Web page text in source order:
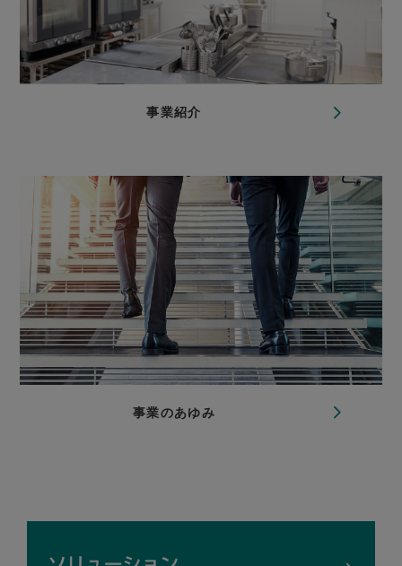
事業紹介
事業のあゆみ